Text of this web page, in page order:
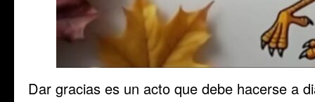
Dar gracias es un acto que debe hacerse a